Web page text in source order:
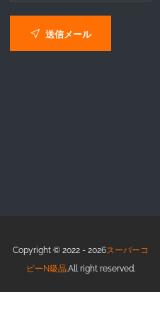
送信メール
Copyright © 2022 - 2026スーパーコ
ピーN級品 .All right reserved.